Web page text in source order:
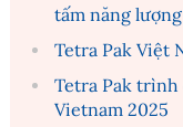
tấm năng
Tetra Pak Việt
Tetra Pak
Vietnam 2025